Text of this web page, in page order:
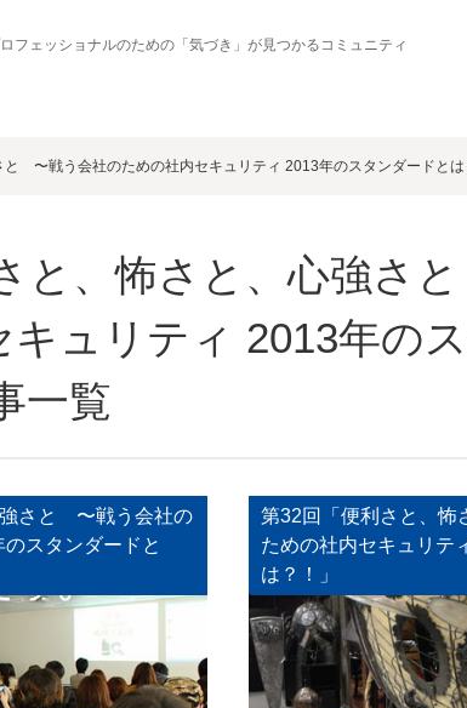
フェッショナルのための「気づき」が見つかるコミュニティ
〜戦う会社のための社内セキュリティ 2013年のスタンダードとは
と、怖さと、心強さ
ュリティ 2013年の
一覧
さと 〜戦う会社の
スタンダードと
第32回「便利さと、
ための社内セキュリテ
は？！」